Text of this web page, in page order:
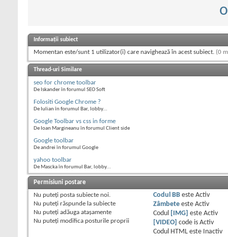
Informații subiect
Momentan este/sunt 1 utilizator(i) care navighează în acest subiect. (0
Thread-uri Similare
seo for chrome toolbar
De Iskander în forumul SEO Soft
Folositi Google Chrome ?
De Iulian în forumul Bar, lobby...
Google Toolbar vs css in forme
De Ioan Margineanu în forumul Client side
Google toolbar
De andrei în forumul Google
yahoo toolbar
De Mascka în forumul Bar, lobby...
Permisiuni postare
Nu puteţi posta subiecte noi.
Nu puteţi răspunde la subiecte
Nu puteţi adăuga ataşamente
Nu puteţi modifica posturile proprii
Codul BBeste Activ
Zâmbeteeste Activ
Codul
[IMG] este Activ
[VIDEO]
code is Activ
Codul HTML este
Inactiv